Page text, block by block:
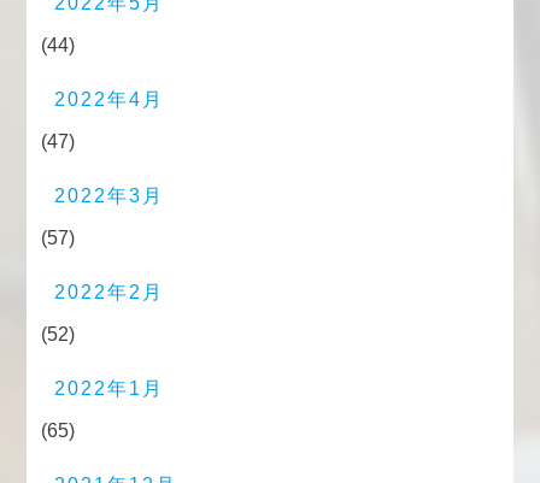
(44)
2022年4月
(47)
2022年3月
(57)
2022年2月
(52)
2022年1月
(65)